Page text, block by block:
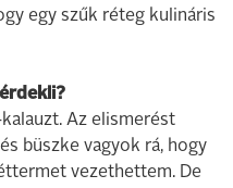
egy szűk réteg kulináris
Az elismerést
büszke vagyok rá, hogy
vezethettem. De